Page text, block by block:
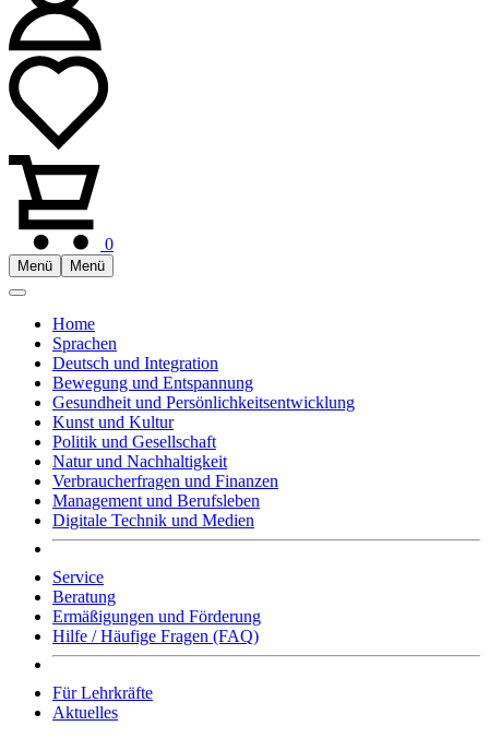
0
Menü Menü
Home
Sprachen
Deutsch und Integration
Bewegung und Entspannung
Gesundheit und Persönlichkeitsentwicklung
Kunst und Kultur
Politik und Gesellschaft
Natur und Nachhaltigkeit
Verbraucherfragen und Finanzen
Management und Berufsleben
Digitale Technik und Medien
Service
Beratung
Ermäßigungen und Förderung
Hilfe / Häufige Fragen (FAQ)
Für Lehrkräfte
Aktuelles